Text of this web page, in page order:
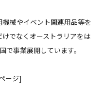
械やイベント関連用品等を
でなくオーストラリアをは
で事業展開しています。
ージ]